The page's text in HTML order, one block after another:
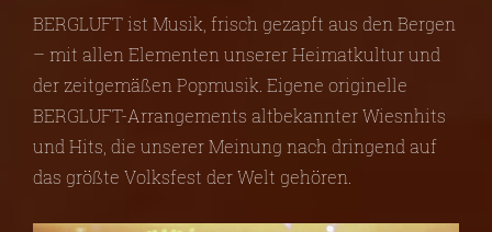
BERGLUFT ist Musik, frisch gezapft aus den Bergen
– mit allen Elementen unserer Heimatkultur und
der zeitgemäßen Popmusik. Eigene originelle
BERGLUFT-Arrangements altbekannter Wiesnhits
und Hits, die unserer Meinung nach dringend auf
das größte Volksfest der Welt gehören.